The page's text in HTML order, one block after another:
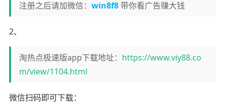
注册之后请加微信： win8f8带你看广告赚大钱
2、
淘热点极速版app下载地址： https://www.viy88.co
m/view/1104.html
微信扫码即可下载：